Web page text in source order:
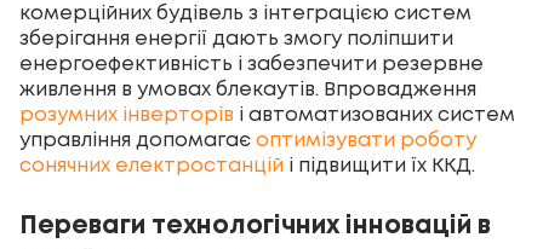
комерційних будівель з інтеграцією систем
зберігання енергії дають змогу поліпшити
енергоефективність і забезпечити резервне
живлення в умовах блекаутів. Впровадження
розумних інверторів і автоматизованих систем
управління допомагає оптимізувати роботу
сонячних електростанцій і підвищити їх ККД.
Переваги технологічних інновацій в